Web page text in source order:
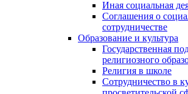
Иная социальная
Соглашения о
сотрудничестве
Образование и культура
Государственная
религиозного
Религия в школе
Сотрудничество в